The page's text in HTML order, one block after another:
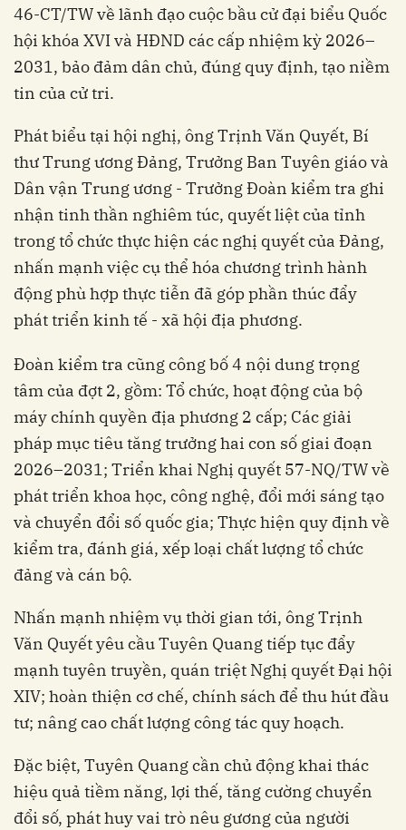
46-CT/TW về lãnh đạo cuộc bầu cử đại biểu Quốc
hội khóa XVI và HĐND các cấp nhiệm kỳ 2026–
2031, bảo đảm dân chủ, đúng quy định, tạo niềm
tin của cử tri.
Phát biểu tại hội nghị, ông Trịnh Văn Quyết, Bí
thư Trung ương Đảng, Trưởng Ban Tuyên giáo và
Dân vận Trung ương - Trưởng Đoàn kiểm tra ghi
nhận tinh thần nghiêm túc, quyết liệt của tỉnh
trong tổ chức thực hiện các nghị quyết của Đảng,
nhấn mạnh việc cụ thể hóa chương trình hành
động phù hợp thực tiễn đã góp phần thúc đẩy
phát triển kinh tế - xã hội địa phương.
Đoàn kiểm tra cũng công bố 4 nội dung trọng
tâm của đợt 2, gồm: Tổ chức, hoạt động của bộ
máy chính quyền địa phương 2 cấp; Các giải
pháp mục tiêu tăng trưởng hai con số giai đoạn
2026–2031; Triển khai Nghị quyết 57-NQ/TW về
phát triển khoa học, công nghệ, đổi mới sáng tạo
và chuyển đổi số quốc gia; Thực hiện quy định về
kiểm tra, đánh giá, xếp loại chất lượng tổ chức
đảng và cán bộ.
Nhấn mạnh nhiệm vụ thời gian tới, ông Trịnh
Văn Quyết yêu cầu Tuyên Quang tiếp tục đẩy
mạnh tuyên truyền, quán triệt Nghị quyết Đại hội
XIV; hoàn thiện cơ chế, chính sách để thu hút đầu
tư; nâng cao chất lượng công tác quy hoạch.
Đặc biệt, Tuyên Quang cần chủ động khai thác
hiệu quả tiềm năng, lợi thế, tăng cường chuyển
đổi số, phát huy vai trò nêu gương của người